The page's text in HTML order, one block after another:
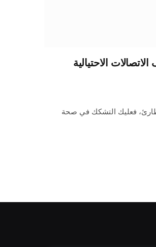
الاحتيالية
طارئ، فعليك التشكك في صحة